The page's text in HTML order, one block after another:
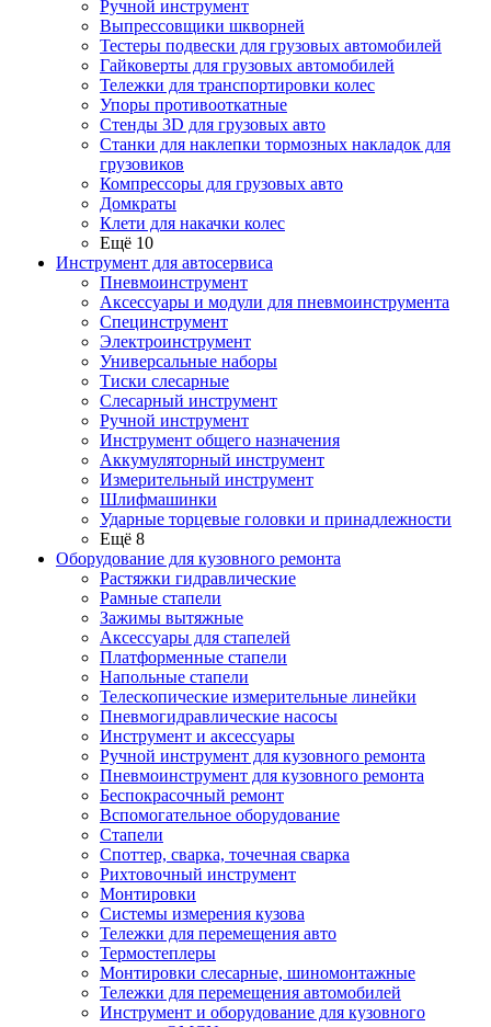
Ручной инструмент
Выпрессовщики шкворней
Тестеры подвески для грузовых автомобилей
Гайковерты для грузовых автомобилей
Тележки для транспортировки колес
Упоры противооткатные
Стенды 3D для грузовых авто
Станки для наклепки тормозных накладок для
грузовиков
Компрессоры для грузовых авто
Домкраты
Клети для накачки колес
Ещё 10
Инструмент для автосервиса
Пневмоинструмент
Аксессуары и модули для пневмоинструмента
Специнструмент
Электроинструмент
Универсальные наборы
Тиски слесарные
Слесарный инструмент
Ручной инструмент
Инструмент общего назначения
Аккумуляторный инструмент
Измерительный инструмент
Шлифмашинки
Ударные торцевые головки и принадлежности
Ещё 8
Оборудование для кузовного ремонта
Растяжки гидравлические
Рамные стапели
Зажимы вытяжные
Аксессуары для стапелей
Платформенные стапели
Напольные стапели
Телескопические измерительные линейки
Пневмогидравлические насосы
Инструмент и аксессуары
Ручной инструмент для кузовного ремонта
Пневмоинструмент для кузовного ремонта
Беспокрасочный ремонт
Вспомогательное оборудование
Стапели
Споттер, сварка, точечная сварка
Рихтовочный инструмент
Монтировки
Системы измерения кузова
Тележки для перемещения авто
Термостеплеры
Монтировки слесарные, шиномонтажные
Тележки для перемещения автомобилей
Инструмент и оборудование для кузовного